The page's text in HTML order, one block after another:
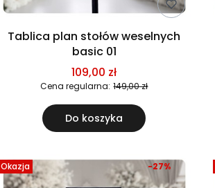
Tablica plan stołów weselnych
basic 01
109,00 zł
Cena regularna: 149,00 zł
Do koszyka
Okazja -27%